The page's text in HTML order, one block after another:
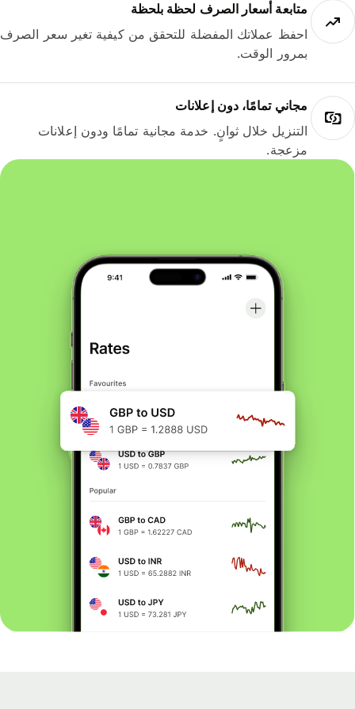
متابعة أسعار الصرف لحظة بلحظة
احفظ عملاتك المفضلة للتحقق من كيفية تغير سعر الصرف
بمرور الوقت.
مجاني تمامًا، دون إعلانات
التنزيل خلال ثوانٍ. خدمة مجانية تمامًا ودون إعلانات
مزعجة.